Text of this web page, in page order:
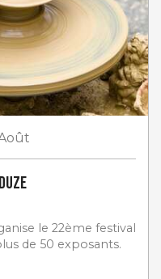
le 22ème festival
de 50 exposants.